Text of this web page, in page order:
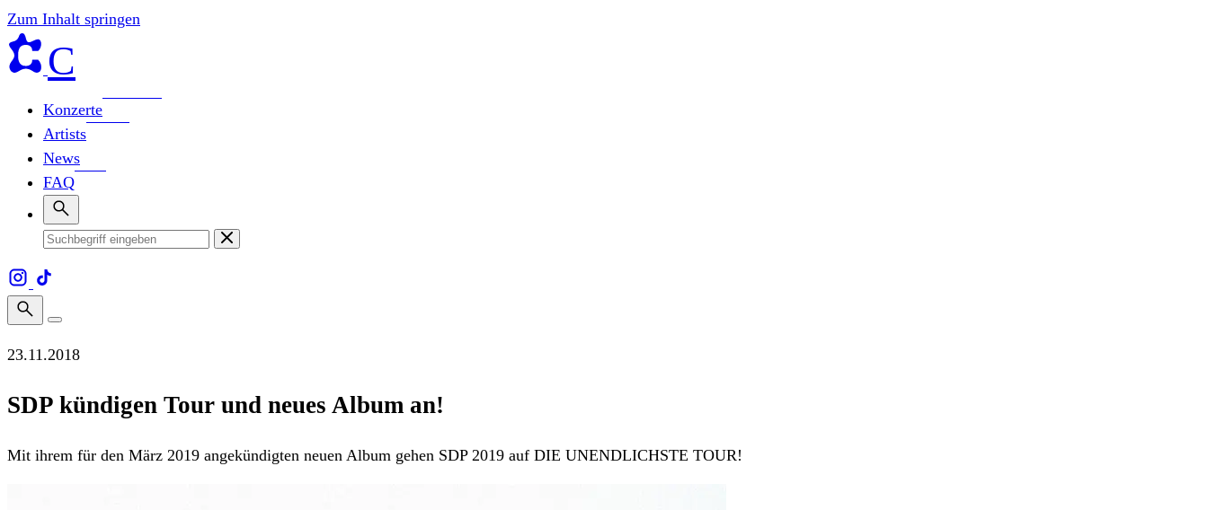
Zum Inhalt springen
C
Konzerte
Artists
News
FAQ
23.11.2018
SDP kündigen Tour und neues Album an!
Mit ihrem für den März 2019 angekündigten neuen Album gehen SDP 2019 auf DIE UNENDLICHSTE TOUR!